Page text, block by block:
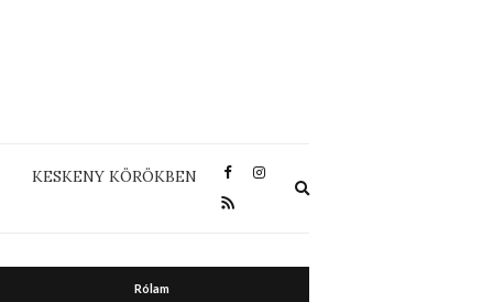
KESKENY KÖRÖKBEN
Rólam